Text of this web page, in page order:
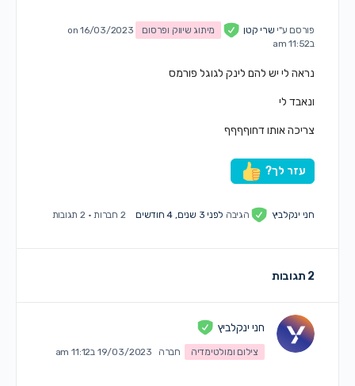
פורסם ע"ישרי קטן מיתוג שיווק ופרסום
on 16/03/2023
ב11:52 am
נראה לי יש להם לינק לגוגל פורמס
ונאבד לי
צריכה אותו דחוףףףף
עזר לך?
חני ינקלביץ הגיבהלפני 3 שנים, 4 חודשים 2 חברות · 2 תגובות
2 תגובות
חני ינקלביץ
צילום ומולטימדיה חברה 19/03/2023 ב11:12 am